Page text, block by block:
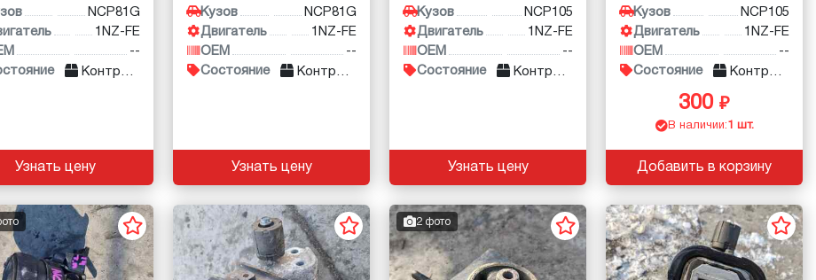
NCP81G
1NZ-FE
--
Контракт
Узнать цену
Кузов
NCP81G
Двигатель
1NZ-FE
OEM
--
Состояние
Контракт
Узнать цену
Кузов
NCP105
Двигатель
1NZ-FE
OEM
--
Состояние
Контракт
Узнать цену
Кузов
NCP105
Двигатель
1NZ-FE
OEM
--
Состояние
Контракт
300
В наличии:1 шт.
Добавить в корзину
2 фото